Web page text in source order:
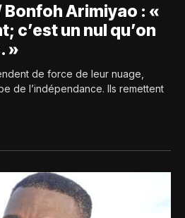
Bonfoh Arimiyao : «
c’est un nul qu’on
»
de force de leur nuage,
de l’indépendance. Ils remettent